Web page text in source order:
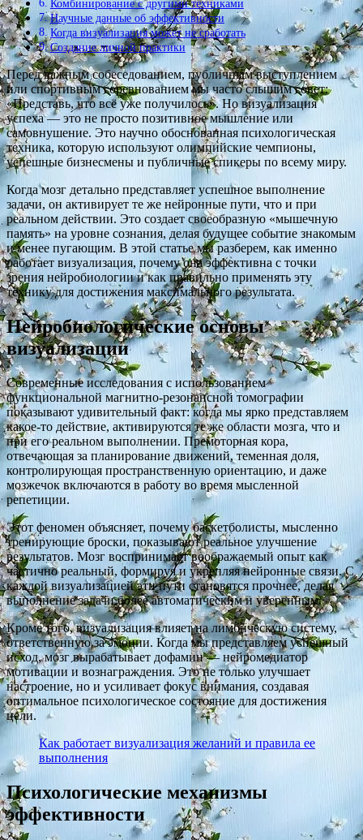
Комбинирование с другими техниками
Научные данные об эффективности
Когда визуализация может не сработать
Создание личной практики
Перед важным собеседованием, публичным выступлением
или спортивным соревнованием мы часто слышим совет:
«Представь, что всё уже получилось». Но визуализация
успеха — это не просто позитивное мышление или
самовнушение. Это научно обоснованная психологическая
техника, которую используют олимпийские чемпионы,
успешные бизнесмены и публичные спикеры по всему миру.
Когда мозг детально представляет успешное выполнение
задачи, он активирует те же нейронные пути, что и при
реальном действии. Это создает своеобразную «мышечную
память» на уровне сознания, делая будущее событие знакомым
и менее пугающим. В этой статье мы разберем, как именно
работает визуализация, почему она эффективна с точки
зрения нейробиологии и как правильно применять эту
технику для достижения максимального результата.
Нейробиологические основы
визуализации
Современные исследования с использованием
функциональной магнитно-резонансной томографии
показывают удивительный факт: когда мы ярко представляем
какое-то действие, активируются те же области мозга, что и
при его реальном выполнении. Премоторная кора,
отвечающая за планирование движений, теменная доля,
контролирующая пространственную ориентацию, и даже
мозжечок включаются в работу во время мысленной
репетиции.
Этот феномен объясняет, почему баскетболисты, мысленно
тренирующие броски, показывают реальное улучшение
результатов. Мозг воспринимает воображаемый опыт как
частично реальный, формируя и укрепляя нейронные связи. С
каждой визуализацией эти пути становятся прочнее, делая
выполнение задачи более автоматическим и уверенным.
Кроме того, визуализация влияет на лимбическую систему,
ответственную за эмоции. Когда мы представляем успешный
исход, мозг вырабатывает дофамин — нейромедиатор
мотивации и вознаграждения. Это не только улучшает
настроение, но и усиливает фокус внимания, создавая
оптимальное психологическое состояние для достижения
цели.
Как работает визуализация желаний и правила ее
выполнения
Психологические механизмы
эффективности